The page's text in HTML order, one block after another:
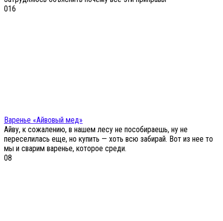
016
Варенье «Айвовый мед»
Айву, к сожалению, в нашем лесу не пособираешь, ну не
переселилась еще, но купить — хоть всю забирай. Вот из нее то
мы и сварим варенье, которое среди.
08